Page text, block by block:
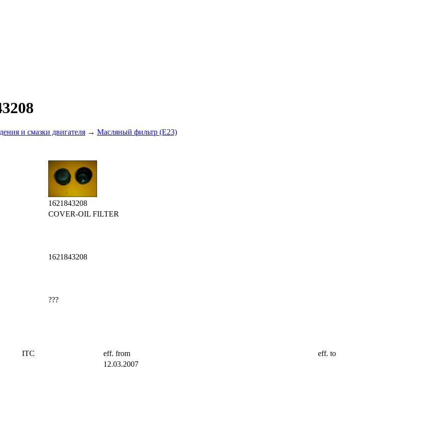
и смазки двигателя → Масляный фильтр (E23)
1621843208
COVER-OIL FILTER
1621843208
???
ITC eff. from
eff. to
12.03.2007